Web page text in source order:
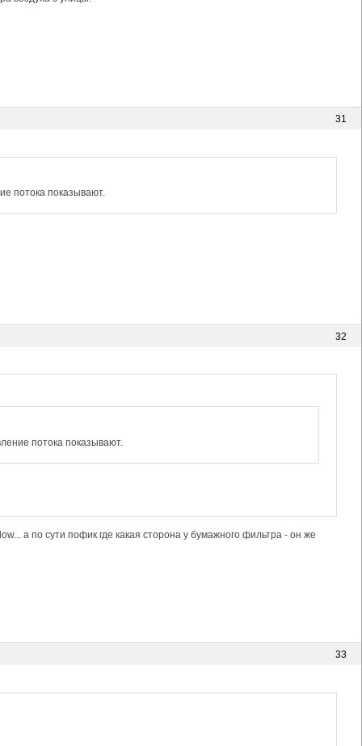
31
потока показывают.
32
потока показывают.
а по сути пофик где какая сторона у бумажного фильтра - он же
33